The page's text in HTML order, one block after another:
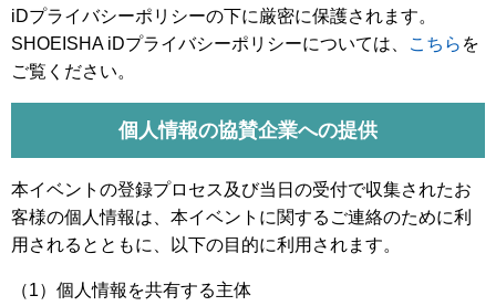
iDプライバシーポリシーの下に厳密に保護されます。
SHOEISHA iDプライバシーポリシーについては、
こちら を
ご覧ください。
個人情報の協賛企業への提供
本イベントの登録プロセス及び当日の受付で収集されたお
客様の個人情報は、本イベントに関するご連絡のために利
用されるとともに、以下の目的に利用されます。
（1）個人情報を共有する主体